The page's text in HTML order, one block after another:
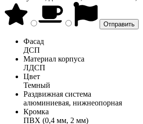
Фасад
ДСП
Материал корпуса
ЛДСП
Цвет
Темный
Раздвижная система
алюминиевая, нижнеопорная
Кромка
ПВХ (0,4 мм, 2 мм)